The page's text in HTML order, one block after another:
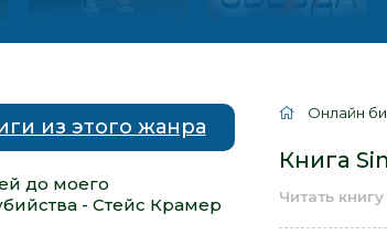
из этого жанра
до моего
- Стейс Крамер
Онлайн
Книга
Читать книгу